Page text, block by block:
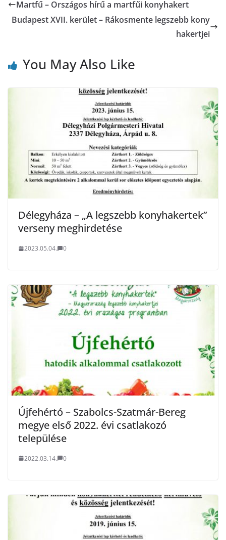
Martfű – Országos hírű a martfűi konyhakert
Budapest XVII. kerület – Rákosmente legszebb kony
hakertjei
You May Also Like
Délegyháza – „A legszebb konyhakertek”
verseny meghirdetése
2023.05.04. 0
Újfehértó – Szabolcs-Szatmár-Bereg
megye első 2022. évi csatlakozó
települése
2022.03.14. 0